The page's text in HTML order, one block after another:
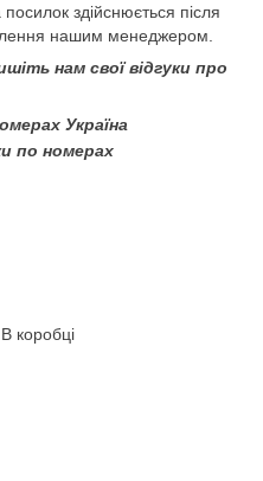
здійснюється після
нашим менеджером.
нам свої відгуки про
коробці